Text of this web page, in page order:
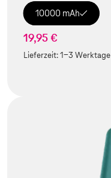
10000 mAh
19,95 €
Lieferzeit:1-3 Werktage